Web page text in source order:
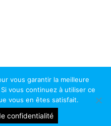
Chênée. Tous droits réservés.
ProduWeb
vous garantir la meilleure
vous continuez à utiliser ce
vous en êtes satisfait.
confidentialité